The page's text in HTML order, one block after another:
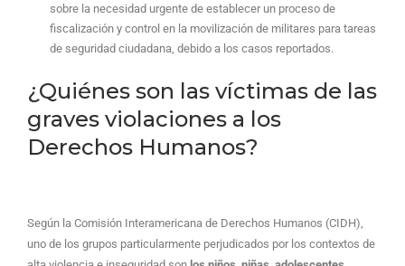
sobre la necesidad urgente de establecer un proceso de
fiscalización y control en la movilización de militares para tareas
de seguridad ciudadana, debido a los casos reportados.
¿Quiénes son las víctimas de las
graves violaciones a los
Derechos Humanos?
Según la Comisión Interamericana de Derechos Humanos (CIDH),
uno de los grupos particularmente perjudicados por los contextos de